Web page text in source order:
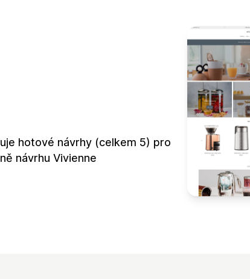
hotové návrhy (celkem 5) pro
návrhu Vivienne